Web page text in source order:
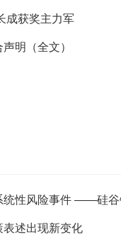
成获奖主力军
明（全文）
统性风险事件 ——硅
表述出现新变化